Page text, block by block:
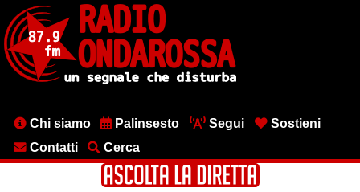
contenuto
principale
MenuChi siamo Palinsesto Segui
Sostieni
Contatti
Cerca